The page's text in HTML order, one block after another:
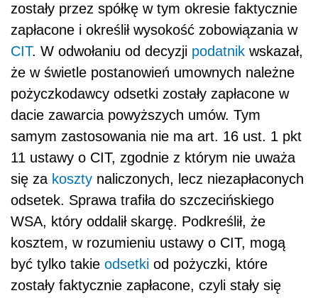
zostały przez spółkę w tym okresie faktycznie
zapłacone i określił wysokość zobowiązania w
CIT. W odwołaniu od decyzji podatnik wskazał,
że w świetle postanowień umownych należne
pożyczkodawcy odsetki zostały zapłacone w
dacie zawarcia powyższych umów. Tym
samym zastosowania nie ma art. 16 ust. 1 pkt
11 ustawy o CIT, zgodnie z którym nie uważa
się za koszty naliczonych, lecz niezapłaconych
odsetek. Sprawa trafiła do szczecińskiego
WSA, który oddalił skargę. Podkreślił, że
kosztem, w rozumieniu ustawy o CIT, mogą
być tylko takie odsetki od pożyczki, które
zostały faktycznie zapłacone, czyli stały się